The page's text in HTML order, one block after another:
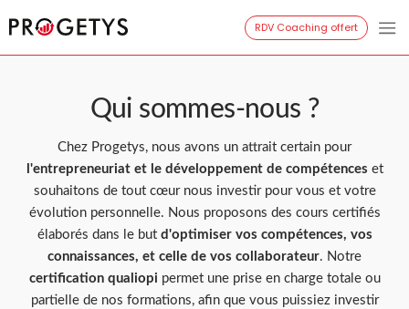
au
contenu
RDV Coaching offert
Qui sommes-nous ?
Chez Progetys, nous avons un attrait certain pour
l'entrepreneuriat et le développement de compétences et
souhaitons de tout cœur nous investir pour vous et votre
évolution personnelle. Nous proposons des cours certifiés
élaborés dans le but d'optimiser vos compétences, vos
connaissances, et celle de vos collaborateur. Notre
certification qualiopi permet une prise en charge totale ou
partielle de nos formations, afin que vous puissiez investir